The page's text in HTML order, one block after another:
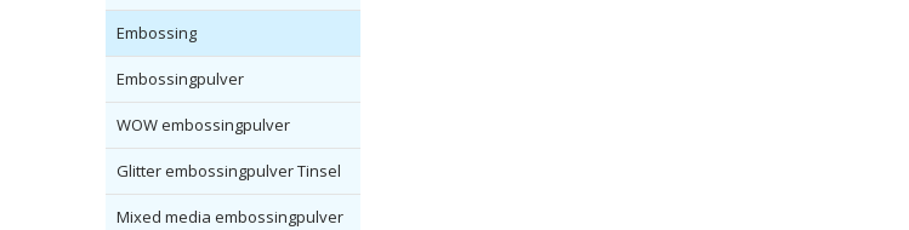
Embossing
Embossingpulver
WOW embossingpulver
Glitter embossingpulver Tinsel
Mixed media embossingpulver